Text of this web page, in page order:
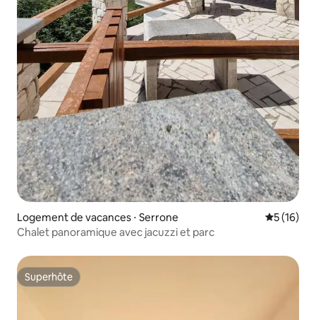
Logement de vacances ⋅ Serrone
5 (16)
Chalet panoramique avec jacuzzi et parc
Superhôte
Superhôte